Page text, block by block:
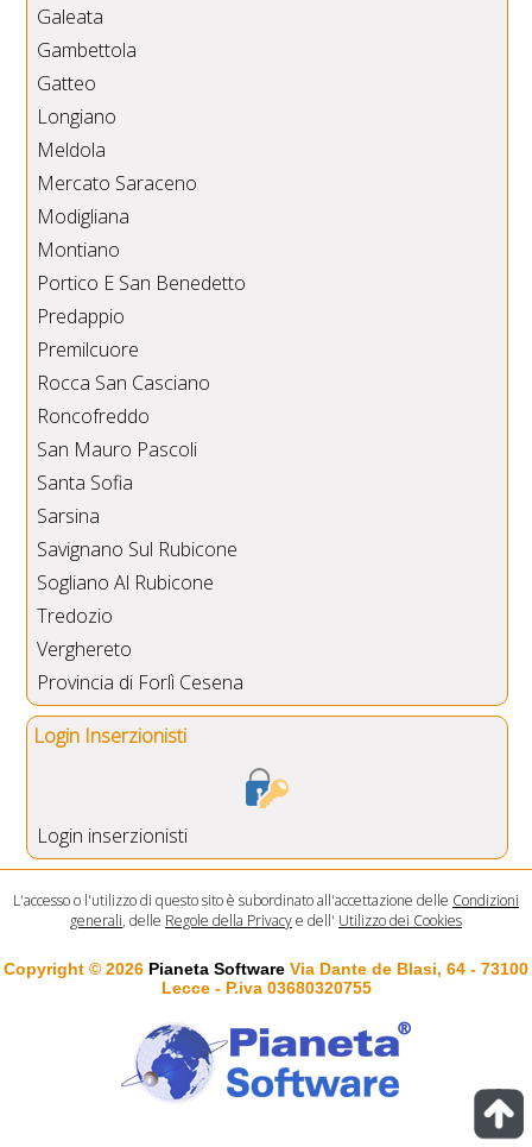
Galeata
Gambettola
Gatteo
Longiano
Meldola
Mercato Saraceno
Modigliana
Montiano
Portico E San Benedetto
Predappio
Premilcuore
Rocca San Casciano
Roncofreddo
San Mauro Pascoli
Santa Sofia
Sarsina
Savignano Sul Rubicone
Sogliano Al Rubicone
Tredozio
Verghereto
Provincia di Forlì Cesena
Login Inserzionisti
Login inserzionisti
L'accesso o l'utilizzo di questo sito è subordinato all'accettazione delle Condizioni
generali, delle Regole della Privacye dell' Utilizzo dei Cookies
Copyright © 2026 Pianeta Software Via Dante de Blasi, 64 - 73100
Lecce - P.iva 03680320755